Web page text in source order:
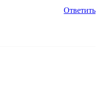
Ответить